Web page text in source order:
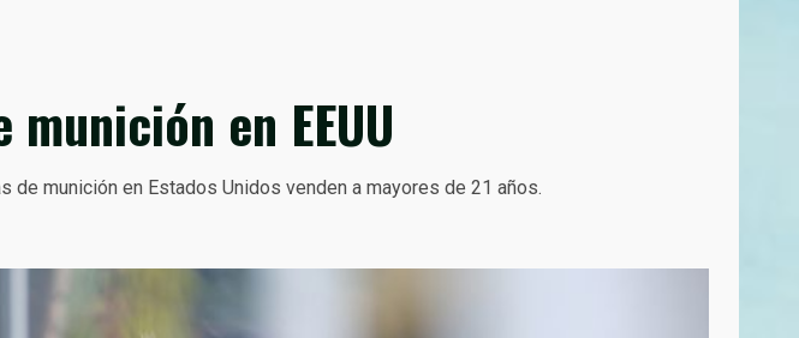
en EEUU
munición en Estados Unidos venden a mayores de 21 años.